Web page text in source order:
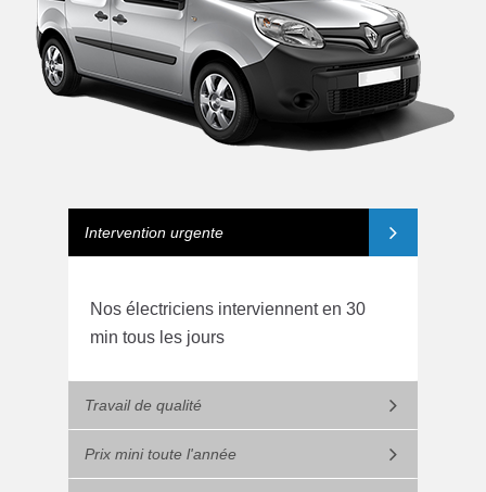
Intervention urgente
Nos électriciens interviennent en 30
min tous les jours
Travail de qualité
Prix mini toute l'année